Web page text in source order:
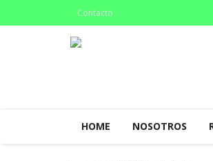
Contacto
HOME NOSOTROS